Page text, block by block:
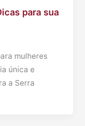
para sua
mulheres
única e
a Serra